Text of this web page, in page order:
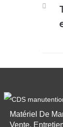
Matériel De
Vente,